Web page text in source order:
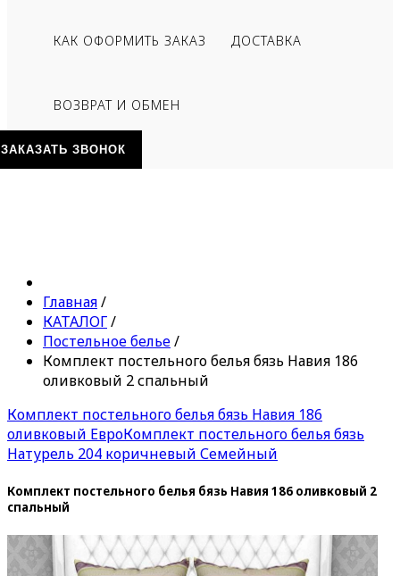
КАК ОФОРМИТЬ ЗАКАЗ ДОСТАВКА
ВОЗВРАТ И ОБМЕН
ЗАКАЗАТЬ ЗВОНОК
Главная/
КАТАЛОГ/
Постельное белье/
Комплект постельного белья бязь Навия 186
оливковый 2 спальный
Комплект постельного белья бязь Навия 186
оливковый ЕвроКомплект постельного белья бязь
Натурель 204 коричневый Семейный
Комплект постельного белья бязь Навия 186 оливковый 2
спальный